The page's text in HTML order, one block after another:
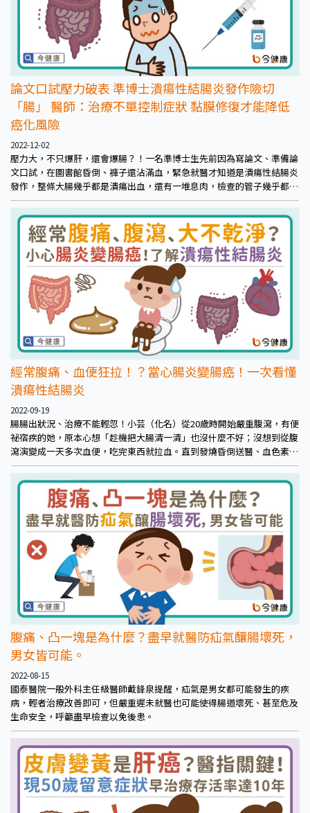
論文口試壓力破表 準博士潰瘍性結腸炎發作險切
「腸」 醫師：治療不單控制症狀 黏膜修復才能降低
癌化風險
2022-12-02
壓力大，不只爆肝，還會爆腸？！一名準博士生先前因為寫論文、準備論
文口試，在圖書館昏倒、褲子還沾滿血，緊急就醫才知道是潰瘍性結腸炎
發作，整條大腸幾乎都是潰瘍出血，還有一堆息肉，檢查的管子幾乎都快
穿不過去。所幸緊急使用類固醇加上後續生物製劑接力治療後，病情穩定
控制，順利出院。
經常腹痛、血便狂拉！？當心腸炎變腸癌！一次看懂
潰瘍性結腸炎
2022-09-19
腸腸出狀況、治療不能輕忽！小芸（化名）從20歲時開始嚴重腹瀉，有便
祕宿疾的她，原本心想「趁機把大腸清一清」也沒什麼不好；沒想到從腹
瀉演變成一天多次血便，吃完東西就拉血。直到發燒昏倒送醫、血色素不
到正常值的一半，住院一個多月期間經詳細檢查才確診為「中重度潰瘍性
結腸炎」！潰瘍性結腸炎若未治療，不只影響生活品質，更會增加腸穿
孔、狹窄，甚至是大腸癌的風險。
腹痛、凸一塊是為什麼？盡早就醫防疝氣釀腸壞死，
男女皆可能。
2022-08-15
國泰醫院一般外科主任級醫師戴鋒泉提醒，疝氣是男女都可能發生的疾
病，輕者治療改善即可，但嚴重遲未就醫也可能使得腸道壞死、甚至危及
生命安全，呼籲盡早檢查以免後患。